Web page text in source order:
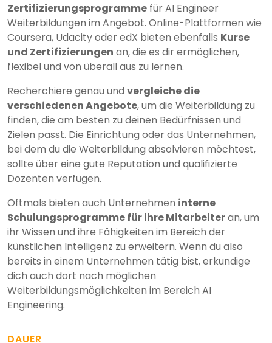
Zertifizierungsprogramme für AI Engineer
Weiterbildungen im Angebot. Online-Plattformen wie
Coursera, Udacity oder edX bieten ebenfalls Kurse
und Zertifizierungen an, die es dir ermöglichen,
flexibel und von überall aus zu lernen.
Recherchiere genau und vergleiche die
verschiedenen Angebote, um die Weiterbildung zu
finden, die am besten zu deinen Bedürfnissen und
Zielen passt. Die Einrichtung oder das Unternehmen,
bei dem du die Weiterbildung absolvieren möchtest,
sollte über eine gute Reputation und qualifizierte
Dozenten verfügen.
Oftmals bieten auch Unternehmen interne
Schulungsprogramme für ihre Mitarbeiteran, um
ihr Wissen und ihre Fähigkeiten im Bereich der
künstlichen Intelligenz zu erweitern. Wenn du also
bereits in einem Unternehmen tätig bist, erkundige
dich auch dort nach möglichen
Weiterbildungsmöglichkeiten im Bereich AI
Engineering.
DAUER